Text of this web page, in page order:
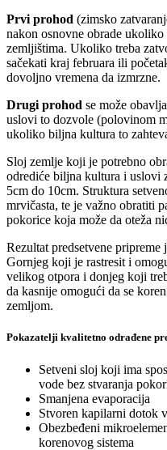
Prvi prohod (zimsko
nakon osnovne obrade
zemljištima. Ukoliko treba
sačekati kraj februara ili
dovoljno vremena da izmrzne.
Drugi prohod se može
uslovi to dozvole (polovinom
ukoliko biljna kultura to
Sloj zemlje koji je potrebno
odrediće biljna kultura i uslovi
5cm do 10cm. Struktura
mrvičasta, te je važno obratiti
pokorice koja može da oteža
Rezultat predsetvene
Gornjeg koji je rastresit i
velikog otpora i donjeg koji
da kasnije omogući da se
zemljom.
Pokazatelji kvalitetno odrađene
Setveni sloj koji ima
vode bez stvaranja
Smanjena evaporacija
Stvoren kapilarni dotok
Obezbeđeni
korenovog sistema